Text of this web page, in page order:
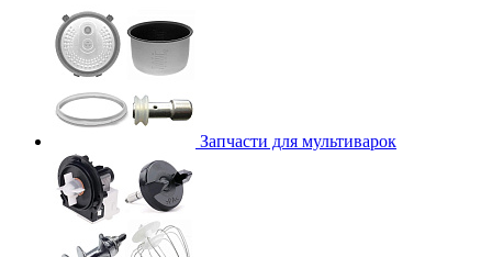
Запчасти для мультиварок